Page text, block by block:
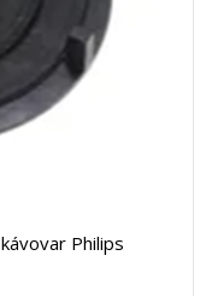
Philips